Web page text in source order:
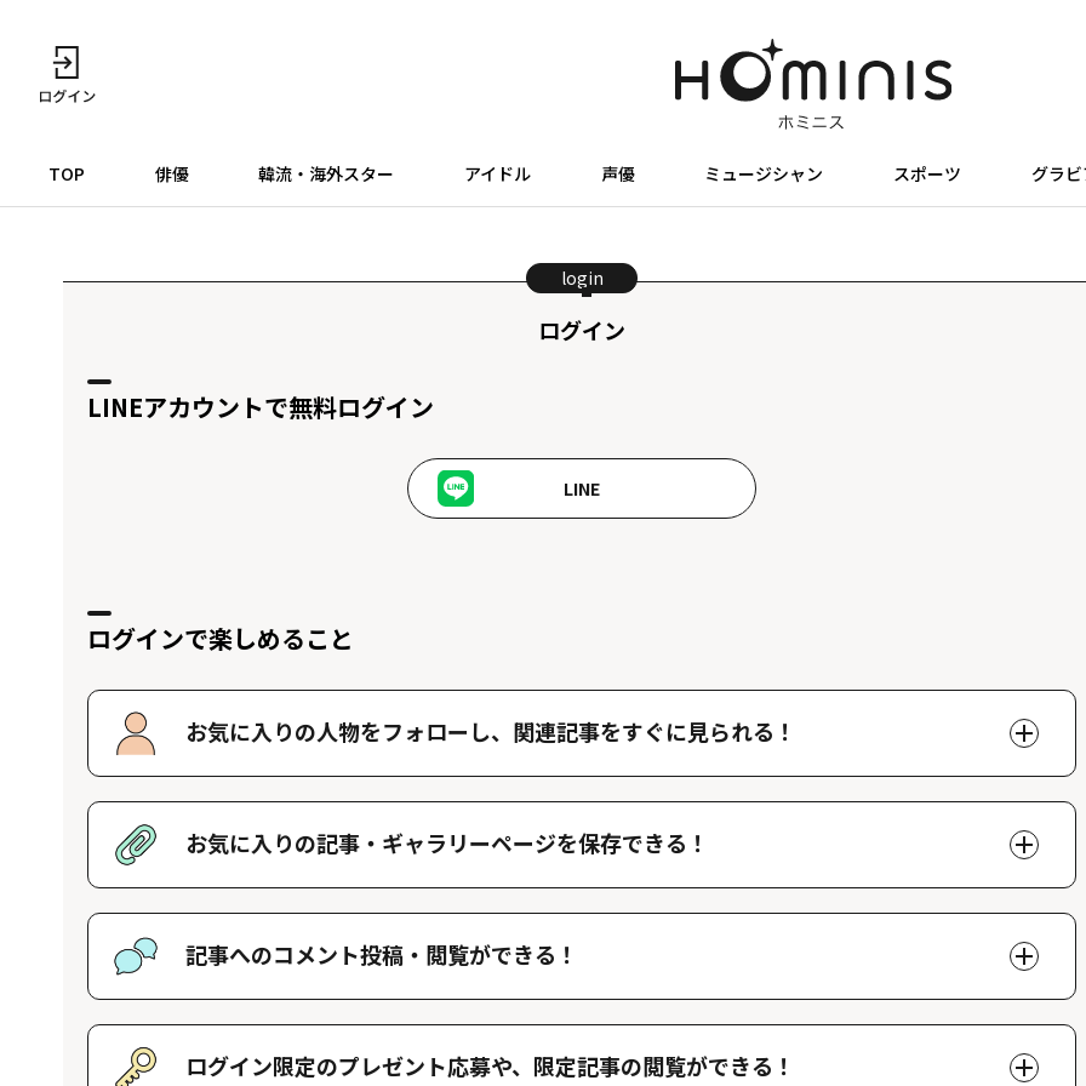
TOP 俳優 韓流・海外スター アイドル 声優 ミュージシャン スポーツ グラ
login
ログイン
LINEアカウントで無料ログイン
LINE
ログインで楽しめること
お気に入りの人物をフォローし、 関連記事をすぐに見られる！
好きな人物をフォローすることで、マイページで好きな人物の関連記事を閲覧することができま
す。好きな人物一覧はマイページで確認できます。
お気に入りの記事・ ギャラリーページを保存できる！
好きな記事やギャラリーページを保存し、マイページでいつでも閲覧することができます。
記事へのコメント投稿・ 閲覧ができる！
記事に対して応援や感想などのコメントができ、他のファンが投稿したコメントを読むことがで
きます。
ログイン限定のプレゼント応募や、 限定記事の閲覧ができる！